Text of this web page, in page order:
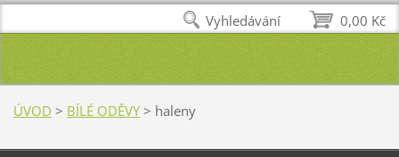
ÚVOD > BÍLÉ ODĚVY > haleny
0,00 Kč
Vyhledávání